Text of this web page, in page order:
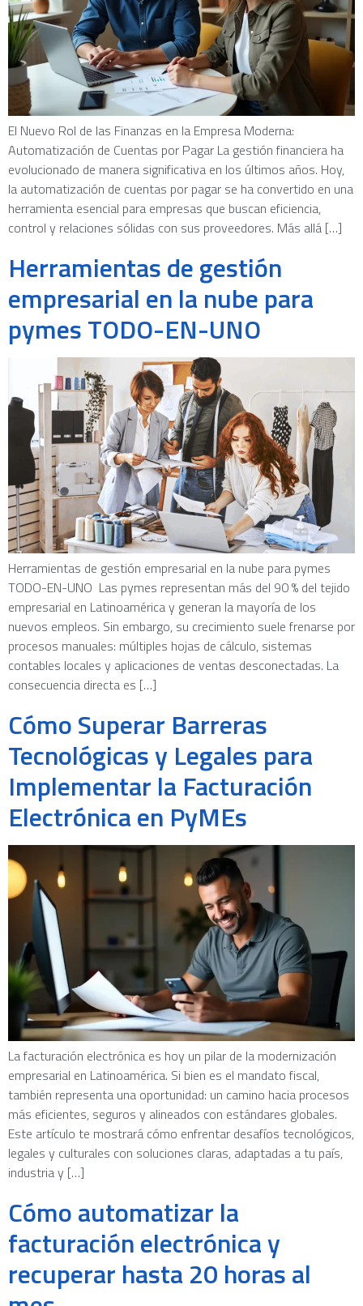
El Nuevo Rol de las Finanzas en la Empresa Moderna:
Automatización de Cuentas por Pagar La gestión financiera ha
evolucionado de manera significativa en los últimos años. Hoy,
la automatización de cuentas por pagar se ha convertido en una
herramienta esencial para empresas que buscan eficiencia,
control y relaciones sólidas con sus proveedores. Más allá […]
Herramientas de gestión
empresarial en la nube para
pymes TODO-EN-UNO
Herramientas de gestión empresarial en la nube para pymes
TODO-EN-UNO Las pymes representan más del 90 % del tejido
empresarial en Latinoamérica y generan la mayoría de los
nuevos empleos. Sin embargo, su crecimiento suele frenarse por
procesos manuales: múltiples hojas de cálculo, sistemas
contables locales y aplicaciones de ventas desconectadas. La
consecuencia directa es […]
Cómo Superar Barreras
Tecnológicas y Legales para
Implementar la Facturación
Electrónica en PyMEs
La facturación electrónica es hoy un pilar de la modernización
empresarial en Latinoamérica. Si bien es el mandato fiscal,
también representa una oportunidad: un camino hacia procesos
más eficientes, seguros y alineados con estándares globales.
Este artículo te mostrará cómo enfrentar desafíos tecnológicos,
legales y culturales con soluciones claras, adaptadas a tu país,
industria y […]
Cómo automatizar la
facturación electrónica y
recuperar hasta 20 horas al